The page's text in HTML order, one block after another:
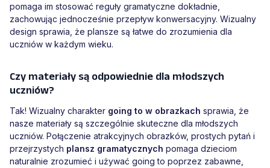
pomaga im stosować reguły gramatyczne dokładnie,
zachowując jednocześnie przepływ konwersacyjny. Wizualny
design sprawia, że plansze są łatwe do zrozumienia dla
uczniów w każdym wieku.
Czy materiały są odpowiednie dla młodszych
uczniów?
Tak! Wizualny charakter going to w obrazkach sprawia, że
nasze materiały są szczególnie skuteczne dla młodszych
uczniów. Połączenie atrakcyjnych obrazków, prostych pytań i
przejrzystych plansz gramatycznych pomaga dzieciom
naturalnie zrozumieć i używać going to poprzez zabawne,